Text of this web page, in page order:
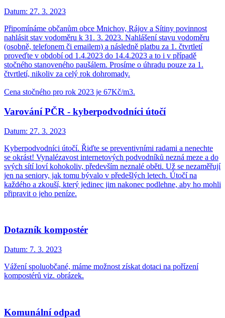
Datum: 27. 3. 2023
Připomínáme občanům obce Mnichov, Rájov a Sítiny povinnost
nahlásit stav vodoměru k 31. 3. 2023. Nahlášení stavu vodoměru
(osobně, telefonem či emailem) a následně platbu za 1. čtvrtletí
proveďte v období od 1.4.2023 do 14.4.2023 a to i v případě
stočného stanoveného paušálem. Prosíme o úhradu pouze za 1.
čtvrtletí, nikoliv za celý rok dohromady.
Cena stočného pro rok 2023 je 67Kč/m3.
Varování PČR - kyberpodvodníci útočí
Datum: 27. 3. 2023
Kyberpodvodníci útočí. Řiďte se preventivními radami a nenechte
se okrást! Vynalézavost internetových podvodníků nezná meze a do
svých sítí loví kohokoliv, především neznalé oběti. Už se nezaměřují
jen na seniory, jak tomu bývalo v předešlých letech. Útočí na
každého a zkouší, který jedinec jim nakonec podlehne, aby ho mohli
připravit o jeho peníze.
Dotazník kompostér
Datum: 7. 3. 2023
Vážení spoluobčané, máme možnost získat dotaci na pořízení
kompostérů viz. obrázek.
Komunální odpad